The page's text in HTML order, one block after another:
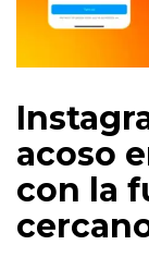
acoso
con la